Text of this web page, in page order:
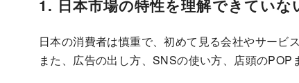
1. 日本市場の特性を理解できていな
日本の消費者は慎重で、初めて見る会社やサービ
また、広告の出し方、SNSの使い方、店頭のPOP